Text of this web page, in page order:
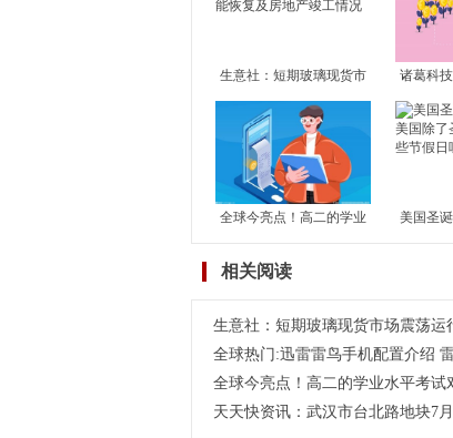
生意社：短期玻璃现货市
场震荡运行 关注玻璃产能
恢复及房地产竣工情况
诸葛科
市成交止
成交独升
全球今亮点！高二的学业
响？学考对高考到底有没
美国圣
相关阅读
生意社：短期玻璃现货市场震荡
全球热门:迅雷雷鸟手机配置介绍
全球今亮点！高二的学业水平考
天天快资讯：武汉市台北路地块7